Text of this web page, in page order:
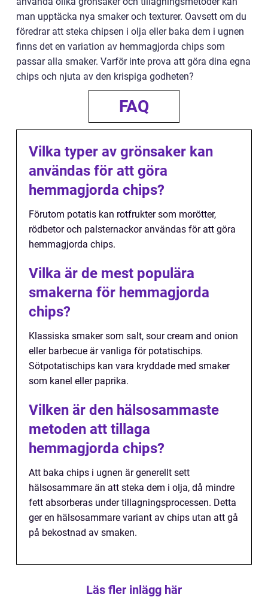
man upptäcka nya smaker och texturer. Oavsett om du
föredrar att steka chipsen i olja eller baka dem i ugnen
finns det en variation av hemmagjorda chips som
passar alla smaker. Varför inte prova att göra dina egna
chips och njuta av den krispiga godheten?
FAQ
Vilka typer av grönsaker kan
användas för att göra
hemmagjorda chips?
Förutom potatis kan rotfrukter som morötter,
rödbetor och palsternackor användas för att göra
hemmagjorda chips.
Vilka är de mest populära
smakerna för hemmagjorda
chips?
Klassiska smaker som salt, sour cream and onion
eller barbecue är vanliga för potatischips.
Sötpotatischips kan vara kryddade med smaker
som kanel eller paprika.
Vilken är den hälsosammaste
metoden att tillaga
hemmagjorda chips?
Att baka chips i ugnen är generellt sett
hälsosammare än att steka dem i olja, då mindre
fett absorberas under tillagningsprocessen. Detta
ger en hälsosammare variant av chips utan att gå
på bekostnad av smaken.
Läs fler inlägg här